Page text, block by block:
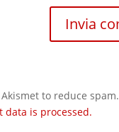
to reduce spam.
data is processed.